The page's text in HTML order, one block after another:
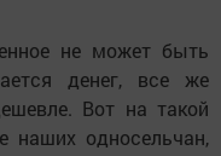
не может быть
денег, все же
Вот на такой
наших односельчан,